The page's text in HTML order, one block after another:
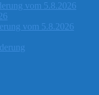
vom 5.8.2026
vom 5.8.2026